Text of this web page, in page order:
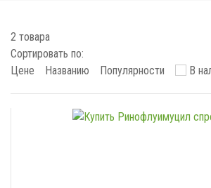
2 товара
Сортировать по:
Цене
Названию Популярности В